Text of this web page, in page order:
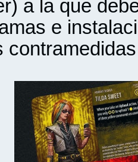
a la que
e